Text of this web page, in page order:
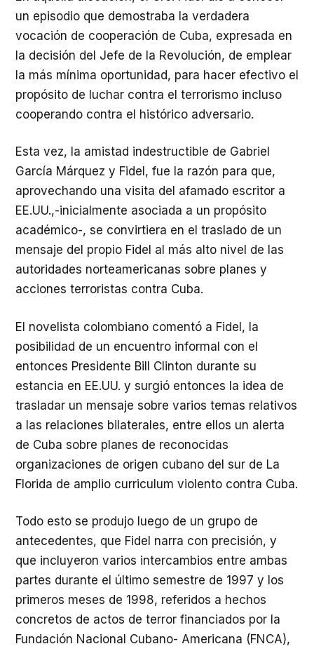
un episodio que demostraba la verdadera
vocación de cooperación de Cuba, expresada en
la decisión del Jefe de la Revolución, de emplear
la más mínima oportunidad, para hacer efectivo el
propósito de luchar contra el terrorismo incluso
cooperando contra el histórico adversario.
Esta vez, la amistad indestructible de Gabriel
García Márquez y Fidel, fue la razón para que,
aprovechando una visita del afamado escritor a
EE.UU.,-inicialmente asociada a un propósito
académico-, se convirtiera en el traslado de un
mensaje del propio Fidel al más alto nivel de las
autoridades norteamericanas sobre planes y
acciones terroristas contra Cuba.
El novelista colombiano comentó a Fidel, la
posibilidad de un encuentro informal con el
entonces Presidente Bill Clinton durante su
estancia en EE.UU. y surgió entonces la idea de
trasladar un mensaje sobre varios temas relativos
a las relaciones bilaterales, entre ellos un alerta
de Cuba sobre planes de reconocidas
organizaciones de origen cubano del sur de La
Florida de amplio curriculum violento contra Cuba.
Todo esto se produjo luego de un grupo de
antecedentes, que Fidel narra con precisión, y
que incluyeron varios intercambios entre ambas
partes durante el último semestre de 1997 y los
primeros meses de 1998, referidos a hechos
concretos de actos de terror financiados por la
Fundación Nacional Cubano- Americana (FNCA),